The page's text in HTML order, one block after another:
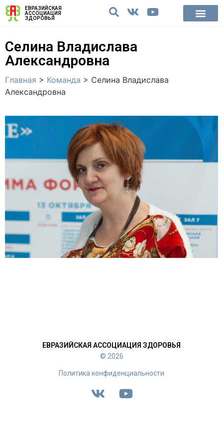
ЕВРАЗИЙСКАЯ
АССОЦИАЦИЯ
ЗДОРОВЬЯ
Селина Владислава
Александровна
Главная > Команда > Селина Владислава
Александровна
ЕВРАЗИЙСКАЯ АССОЦИАЦИЯ ЗДОРОВЬЯ
© 2026
Политика конфиденциальности